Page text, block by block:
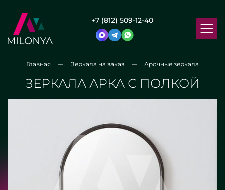
+7 (812) 509-12-40
Главная Зеркала на заказ Арочные зеркала
ЗЕРКАЛА АРКА С ПОЛКОЙ